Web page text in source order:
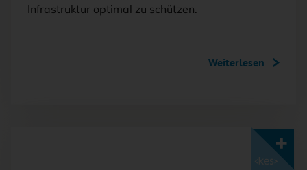
Infrastruktur optimal zu schützen.
Weiterlesen